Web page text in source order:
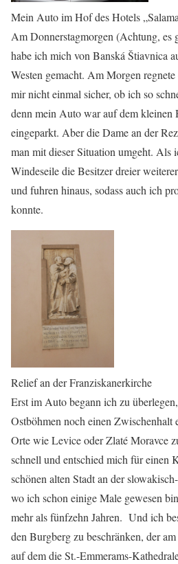
Mein Auto im Hof des Hotels
Am Donnerstagmorgen (Achtung, es
habe ich mich von Banská Štiavnica
Westen gemacht. Am Morgen
mir nicht einmal sicher, ob ich so
denn mein Auto war auf dem kleinen
eingeparkt. Aber die Dame an der
man mit dieser Situation umgeht. Als
Windeseile die Besitzer dreier
und fuhren hinaus, sodass auch ich
konnte.
Relief an der Franziskanerkirche
Erst im Auto begann ich zu
Ostböhmen noch einen Zwischenhalt
Orte wie Levice oder Zlaté Moravce
schnell und entschied mich für einen
schönen alten Stadt an der
wo ich schon einige Male gewesen
mehr als fünfzehn Jahren. Und ich
den Burgberg zu beschränken, der
auf dem die St.-Emmerams-